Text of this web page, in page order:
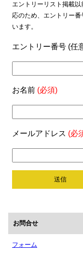
エントリーリスト掲載
応のため、エントリー
います。
エントリー番号 (任
お名前 (必須)
メールアドレス (必
お問合せ
フォーム